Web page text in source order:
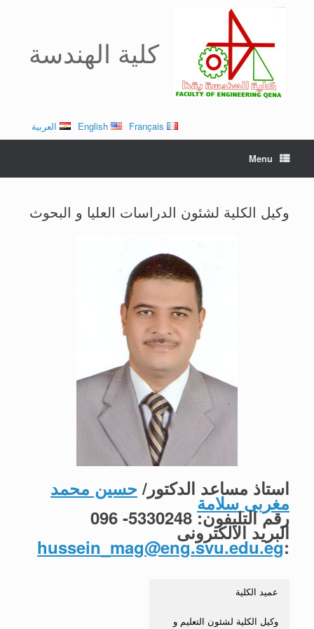
كلية الهندسة
العربية English Français
Menu
وكيل الكلية لشئون الدراسات العليا و البحوث
استاذ مساعد الدكتور/ حسين محمد
مغربى سلامة
رقم التليفون: 5330248- 096
البريد الالكترونى
:
hussein_mag@eng.svu.edu.eg
عميد الكلية
وكيل الكلية لشئون التعليم و